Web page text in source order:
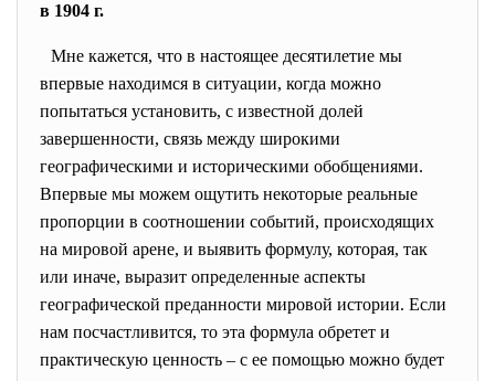
в 1904 г.
Мне кажется, что в настоящее десятилетие мы
впервые находимся в ситуации, когда можно
попытаться установить, с известной долей
завершенности, связь между широкими
географическими и историческими обобщениями.
Впервые мы можем ощутить некоторые реальные
пропорции в соотношении событий, происходящих
на мировой арене, и выявить формулу, которая, так
или иначе, выразит определенные аспекты
географической преданности мировой истории. Если
нам посчастливится, то эта формула обретет и
практическую ценность – с ее помощью можно будет